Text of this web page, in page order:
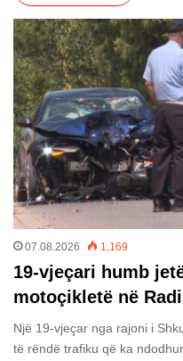
07.08.2026 1,169
19-vjeçari humb
motoçikletë në
Një 19-vjeçar nga rajoni i
të rëndë trafiku që ka